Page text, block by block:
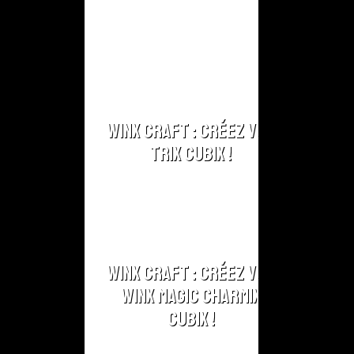
Winx Craft : Créez vos
Trix Cubix !
Winx Craft : Créez vos
Winx Magic Charmix
Cubix !